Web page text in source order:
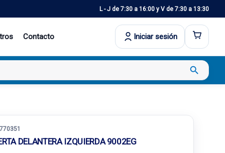
L - J de 7:30 a 16:00 y V de 7:30 a 13:30
Contacto Iniciar sesión
search
DELANTERA IZQUIERDA 9002EG